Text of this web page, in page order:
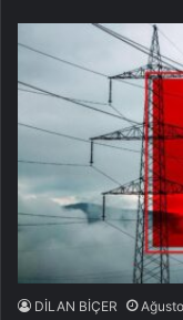
DİLAN BİÇER